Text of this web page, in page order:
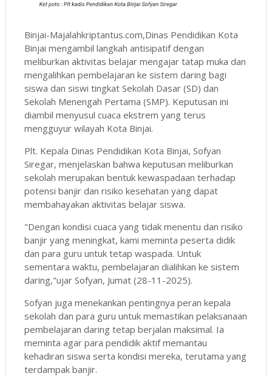
Binjai-Majalahkriptantus.com,Dinas Pendidikan Kota
Binjai mengambil langkah antisipatif dengan
meliburkan aktivitas belajar mengajar tatap muka dan
mengalihkan pembelajaran ke sistem daring bagi
siswa dan siswi tingkat Sekolah Dasar (SD) dan
Sekolah Menengah Pertama (SMP). Keputusan ini
diambil menyusul cuaca ekstrem yang terus
mengguyur wilayah Kota Binjai.
Plt. Kepala Dinas Pendidikan Kota Binjai, Sofyan
Siregar, menjelaskan bahwa keputusan meliburkan
sekolah merupakan bentuk kewaspadaan terhadap
potensi banjir dan risiko kesehatan yang dapat
membahayakan aktivitas belajar siswa.
"Dengan kondisi cuaca yang tidak menentu dan risiko
banjir yang meningkat, kami meminta peserta didik
dan para guru untuk tetap waspada. Untuk
sementara waktu, pembelajaran dialihkan ke sistem
daring,"ujar Sofyan, Jumat (28-11-2025).
Sofyan juga menekankan pentingnya peran kepala
sekolah dan para guru untuk memastikan pelaksanaan
pembelajaran daring tetap berjalan maksimal. Ia
meminta agar para pendidik aktif memantau
kehadiran siswa serta kondisi mereka, terutama yang
terdampak banjir.